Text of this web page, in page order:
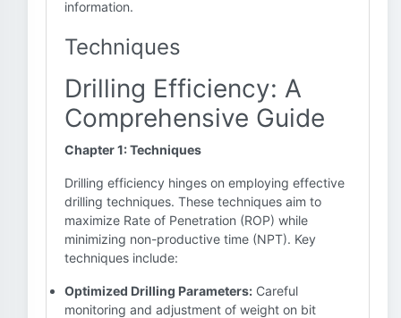
information.
Techniques
Drilling Efficiency: A
Comprehensive Guide
Chapter 1: Techniques
Drilling efficiency hinges on employing effective
drilling techniques. These techniques aim to
maximize Rate of Penetration (ROP) while
minimizing non-productive time (NPT). Key
techniques include:
Optimized Drilling Parameters: Careful
monitoring and adjustment of weight on bit